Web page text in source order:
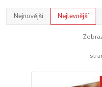
Nejnovější Nejlevnější